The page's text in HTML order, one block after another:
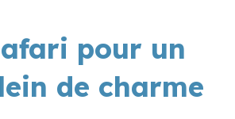
pour un
de charme